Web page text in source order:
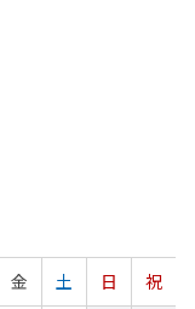
金 土 日
祝